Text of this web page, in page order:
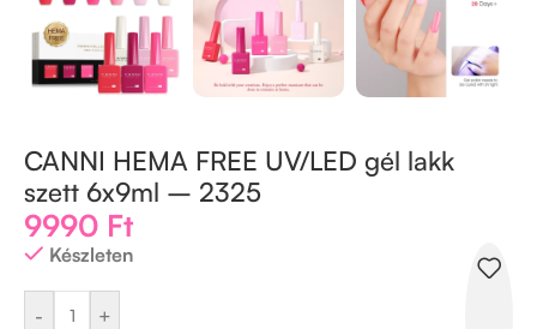
CANNI HEMA FREE UV/LED gél lakk
szett 6x9ml – 2325
9990 Ft
Készleten
- +